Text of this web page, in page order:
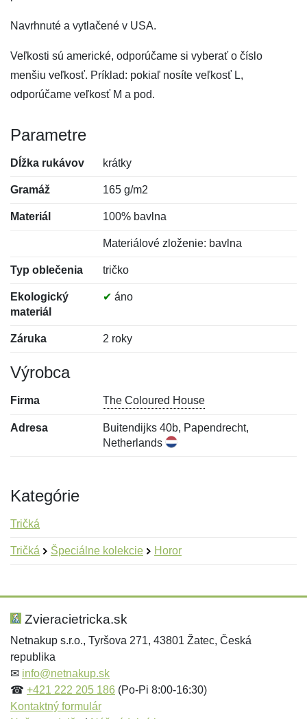
Navrhnuté a vytlačené v USA.
Veľkosti sú americké, odporúčame si vyberať o číslo
menšiu veľkosť. Príklad: pokiaľ nosíte veľkosť L,
odporúčame veľkosť M a pod.
Parametre
Dĺžka rukávov krátky
Gramáž 165 g/m2
Materiál 100% bavlna
Materiálové zloženie: bavlna
Typ oblečenia tričko
Ekologický
materiál
✔ áno
Záruka 2 roky
Výrobca
Firma The Coloured House
Adresa
Buitendijks 40b, Papendrecht,
Netherlands
Kategórie
Tričká
Tričká Špeciálne kolekcie Horor
Hodnotenie:
Meno:*
Meno:
E-mail:*
Zvieracietricka.sk
Netnakup s.r.o., Tyršova 271, 43801 Žatec, Česká
republika
✉ info@netnakup.sk
☎ +421 222 205 186 (Po-Pi 8:00-16:30)
Kontaktný formulár